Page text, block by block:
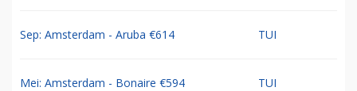
Sep: Amsterdam - Aruba €614 TUI
Mei: Amsterdam - Bonaire €594 TUI